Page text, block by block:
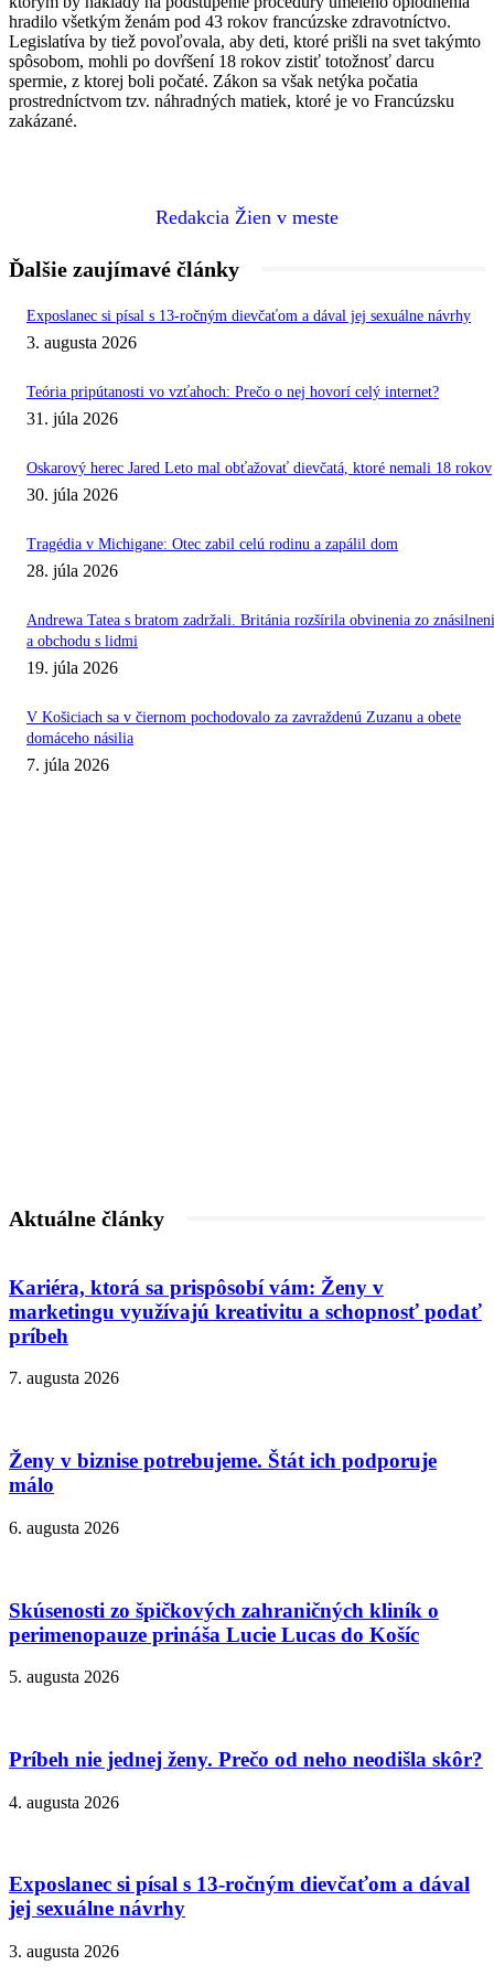
hradilo všetkým ženám pod 43 rokov francúzske zdravotníctvo.
Legislatíva by tiež povoľovala, aby deti, ktoré prišli na svet takýmto
spôsobom, mohli po dovŕšení 18 rokov zistiť totožnosť darcu
spermie, z ktorej boli počaté. Zákon sa však netýka počatia
prostredníctvom tzv. náhradných matiek, ktoré je vo Francúzsku
zakázané.
Redakcia Žien v meste
Ďalšie zaujímavé články
Exposlanec si písal s 13-ročným dievčaťom a dával jej sexuálne návrhy
3. augusta 2026
Teória pripútanosti vo vzťahoch: Prečo o nej hovorí celý internet?
31. júla 2026
Oskarový herec Jared Leto mal obťažovať dievčatá, ktoré nemali 18 rokov
30. júla 2026
Tragédia v Michigane: Otec zabil celú rodinu a zapálil dom
28. júla 2026
Andrewa Tatea s bratom zadržali. Británia rozšírila obvinenia zo
a obchodu s lidmi
19. júla 2026
V Košiciach sa v čiernom pochodovalo za zavraždenú Zuzanu a obete
domáceho násilia
7. júla 2026
Aktuálne články
Kariéra, ktorá sa prispôsobí vám: Ženy v
marketingu využívajú kreativitu a schopnosť podať
príbeh
7. augusta 2026
Ženy v biznise potrebujeme. Štát ich podporuje
málo
6. augusta 2026
Skúsenosti zo špičkových zahraničných kliník o
perimenopauze prináša Lucie Lucas do Košíc
5. augusta 2026
Príbeh nie jednej ženy. Prečo od neho neodišla skôr?
4. augusta 2026
Exposlanec si písal s 13-ročným dievčaťom a dával
jej sexuálne návrhy
3. augusta 2026